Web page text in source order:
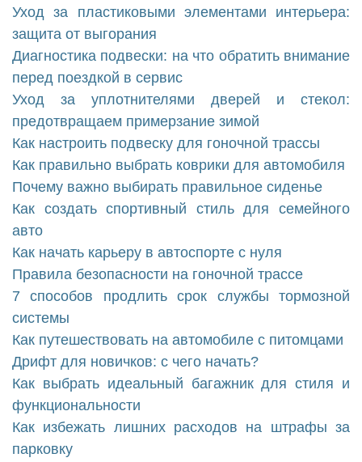
Уход за пластиковыми элементами интерьера:
защита от выгорания
Диагностика подвески: на что обратить внимание
перед поездкой в сервис
Уход за уплотнителями дверей и стекол:
предотвращаем примерзание зимой
Как настроить подвеску для гоночной трассы
Как правильно выбрать коврики для автомобиля
Почему важно выбирать правильное сиденье
Как создать спортивный стиль для семейного
авто
Как начать карьеру в автоспорте с нуля
Правила безопасности на гоночной трассе
7 способов продлить срок службы тормозной
системы
Как путешествовать на автомобиле с питомцами
Дрифт для новичков: с чего начать?
Как выбрать идеальный багажник для стиля и
функциональности
Как избежать лишних расходов на штрафы за
парковку